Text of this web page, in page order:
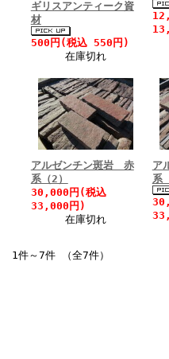
ギリスアンティーク資
材
500円(税込 550円)
在庫切れ
アルゼンチン斑岩 赤
系（2）
30,000円(税込
33,000円)
在庫切れ
ア
系
1件～7件 （全7件）